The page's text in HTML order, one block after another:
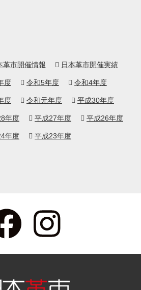
革市開催情報 日本革市開催実績
度 令和5年度 令和4年度
度 令和元年度 平成30年度
年度 平成27年度 平成26年度
年度 平成23年度